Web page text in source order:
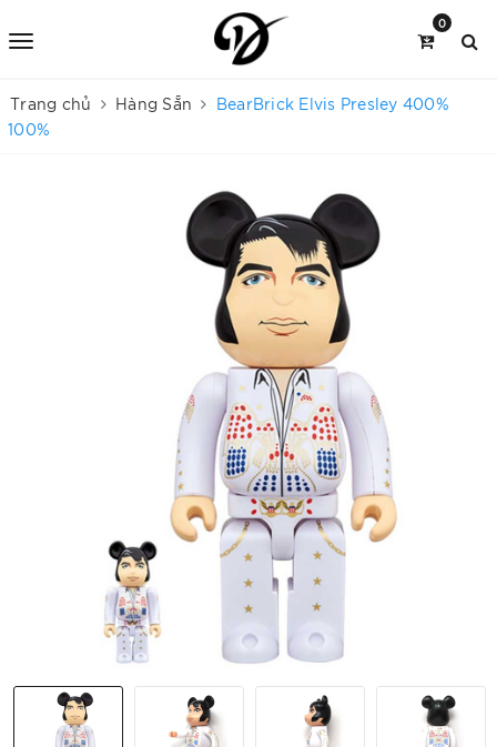
0
Trang chủ Hàng Sẵn
BearBrick Elvis Presley 400%
100%